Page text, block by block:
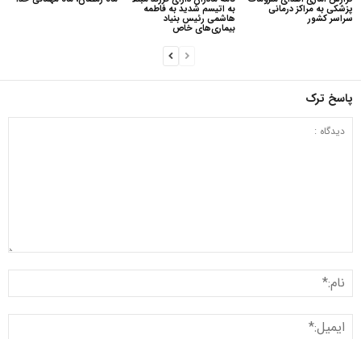
به اتیسم شدید به فاطمه
هاشمی رئیس بنیاد
بیماری‌های خاص
پزشکی به مراکز درمانی
سراسر کشور
پاسخ ترک